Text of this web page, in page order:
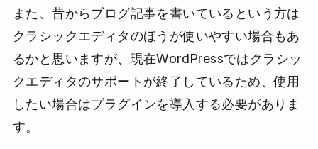
また、昔からブログ記事を書いているという方は
クラシックエディタのほうが使いやすい場合もあ
るかと思いますが、現在WordPressではクラシッ
クエディタのサポートが終了しているため、使用
したい場合はプラグインを導入する必要がありま
す。